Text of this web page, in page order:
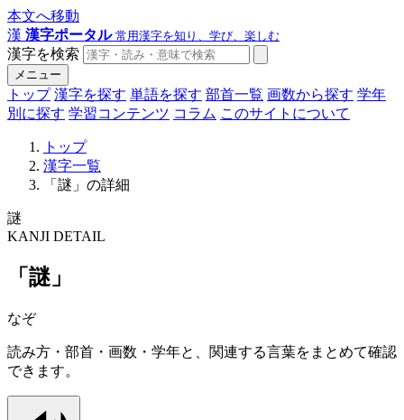
本文へ移動
漢 漢字ポータル 常用漢字を知り、学び、楽しむ
漢字を検索
メニュー
トップ 漢字を探す 単語を探す 部首一覧 画数から探す 学年
別に探す 学習コンテンツ コラム このサイトについて
トップ
漢字一覧
「謎」の詳細
謎
KANJI DETAIL
「謎」
なぞ
読み方・部首・画数・学年と、関連する言葉をまとめて確認
できます。